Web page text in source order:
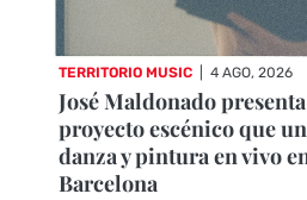
TERRITORIO MUSIC 4 AGO, 2026
José Maldonado presenta
proyecto escénico que
danza y pintura en vivo
Barcelona